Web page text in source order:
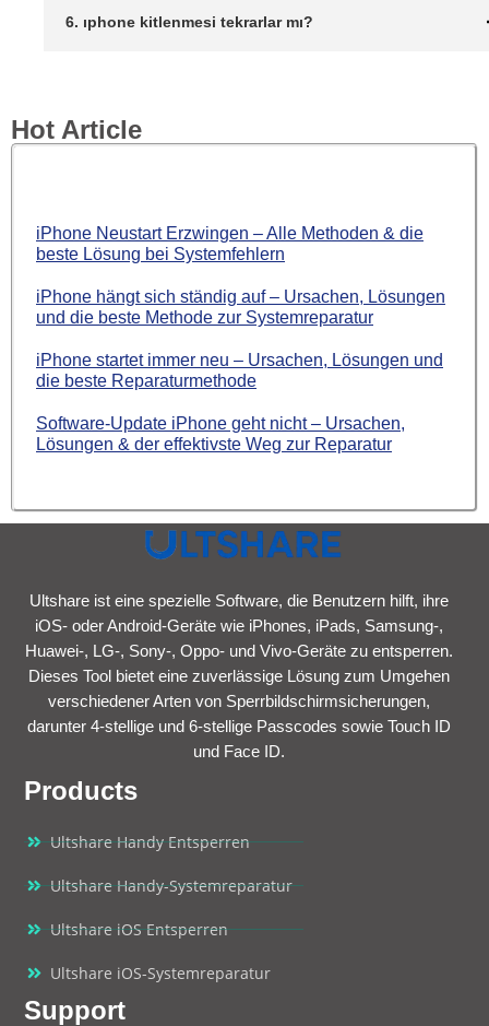
6. ıphone kitlenmesi tekrarlar mı?
Hot Article
iPhone Neustart Erzwingen – Alle Methoden & die
beste Lösung bei Systemfehlern
iPhone hängt sich ständig auf – Ursachen, Lösungen
und die beste Methode zur Systemreparatur
iPhone startet immer neu – Ursachen, Lösungen und
die beste Reparaturmethode
Software-Update iPhone geht nicht – Ursachen,
Lösungen & der effektivste Weg zur Reparatur
Ultshare ist eine spezielle Software, die Benutzern hilft, ihre
iOS- oder Android-Geräte wie iPhones, iPads, Samsung-,
Huawei-, LG-, Sony-, Oppo- und Vivo-Geräte zu entsperren.
Dieses Tool bietet eine zuverlässige Lösung zum Umgehen
verschiedener Arten von Sperrbildschirmsicherungen,
darunter 4-stellige und 6-stellige Passcodes sowie Touch ID
und Face ID.
Products
Ultshare Handy Entsperren
Ultshare Handy-Systemreparatur
Ultshare iOS Entsperren
Ultshare iOS-Systemreparatur
Support